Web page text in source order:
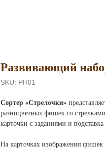
Развивающий
SKU: РН01
Сортер «Стрелочки»
разноцветных фишек со
карточки с заданиями и
На карточках изображения